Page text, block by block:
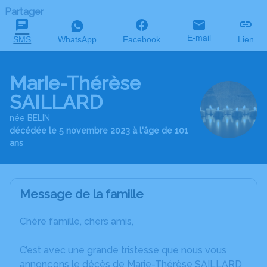
Partager
SMS WhatsApp Facebook E-mail Lien
Marie-Thérèse
SAILLARD
née BELIN
décédée le 5 novembre 2023 à l'âge de 101
ans
Message de la famille
Chère famille, chers amis,
C’est avec une grande tristesse que nous vous
annonçons le décès de Marie-Thérèse SAILLARD